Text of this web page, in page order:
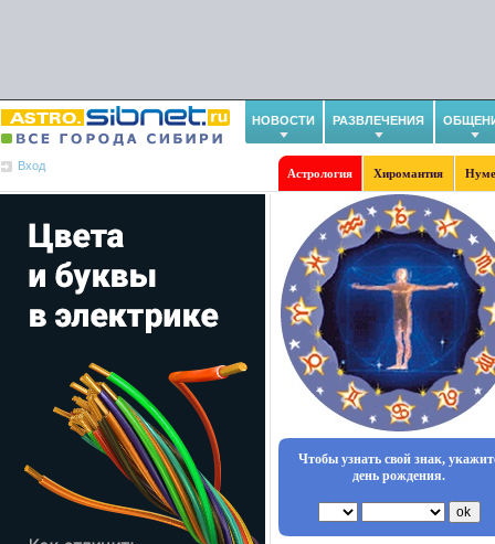
НОВОСТИ РАЗВЛЕЧЕНИЯ
Вход
Астрология Хиромантия
Чтобы узнать свой знак,
день рождения.